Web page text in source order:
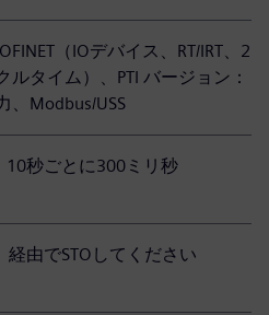
（IOデバイス、RT/IRT、2
ルタイム）、PTI バージョン：
、Modbus/USS
10秒ごとに300ミリ秒
経由でSTOしてください